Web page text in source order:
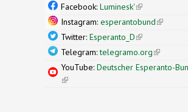
Facebook: Luminesk'(link is external)
Instagram: esperantobund(link is
Twitter: Esperanto_D(link is external)
Telegram:telegramo.org(link is
YouTube: Deutscher Esperanto-
(link is external)